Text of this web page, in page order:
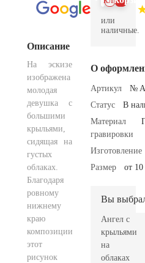
Описание
На эскизе
изображена
молодая
девушка с
большими
крыльями,
сидящая на
густых
облаках.
Благодаря
ровному
нижнему
краю
композиции
этот
рисунок
или
наличные.
О
Артикул
№
Статус
В
Материал
гравировки
Изготовление
Размер
от
Вы
Ангел с
крыльями
на
облаках